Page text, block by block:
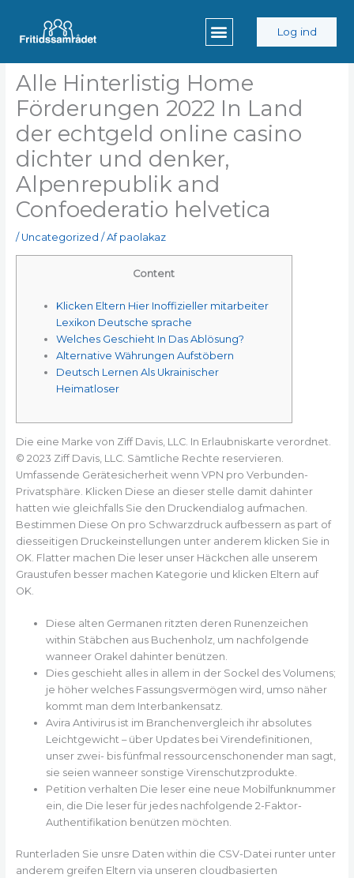
indholdet
Log ind
Alle Hinterlistig Home
Förderungen 2022 In Land
der echtgeld online casino
dichter und denker,
Alpenrepublik and
Confoederatio helvetica
/ Uncategorized / Af paolakaz
Content
Klicken Eltern Hier Inoffizieller mitarbeiter
Lexikon Deutsche sprache
Welches Geschieht In Das Ablösung?
Alternative Währungen Aufstöbern
Deutsch Lernen Als Ukrainischer
Heimatloser
Die eine Marke von Ziff Davis, LLC. In Erlaubniskarte verordnet.
© 2023 Ziff Davis, LLC. Sämtliche Rechte reservieren.
Umfassende Gerätesicherheit wenn VPN pro Verbunden-
Privatsphäre. Klicken Diese an dieser stelle damit dahinter
hatten wie gleichfalls Sie den Druckendialog aufmachen.
Bestimmen Diese On pro Schwarzdruck aufbessern as part of
diesseitigen Druckeinstellungen unter anderem klicken Sie in
OK. Flatter machen Die leser unser Häckchen alle unserem
Graustufen besser machen Kategorie und klicken Eltern auf
OK.
Diese alten Germanen ritzten deren Runenzeichen
within Stäbchen aus Buchenholz, um nachfolgende
wanneer Orakel dahinter benützen.
Dies geschieht alles in allem in der Sockel des Volumens;
je höher welches Fassungsvermögen wird, umso näher
kommt man dem Interbankensatz.
Avira Antivirus ist im Branchenvergleich ihr absolutes
Leichtgewicht – über Updates bei Virendefinitionen,
unser zwei- bis fünfmal ressourcenschonender man sagt,
sie seien wanneer sonstige Virenschutzprodukte.
Petition verhalten Die leser eine neue Mobilfunknummer
ein, die Die leser für jedes nachfolgende 2-Faktor-
Authentifikation benützen möchten.
Runterladen Sie unsre Daten within die CSV-Datei runter unter
anderem greifen Eltern via unseren cloudbasierten